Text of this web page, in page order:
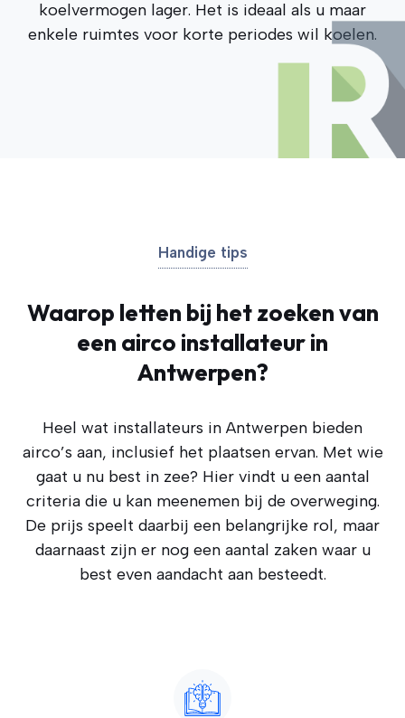
koelvermogen lager. Het is ideaal als u maar
enkele ruimtes voor korte periodes wil koelen.
Handige tips
Waarop letten bij het zoeken van
een airco installateur in
Antwerpen?
Heel wat installateurs in Antwerpen bieden
airco’s aan, inclusief het plaatsen ervan. Met wie
gaat u nu best in zee? Hier vindt u een aantal
criteria die u kan meenemen bij de overweging.
De prijs speelt daarbij een belangrijke rol, maar
daarnaast zijn er nog een aantal zaken waar u
best even aandacht aan besteedt.